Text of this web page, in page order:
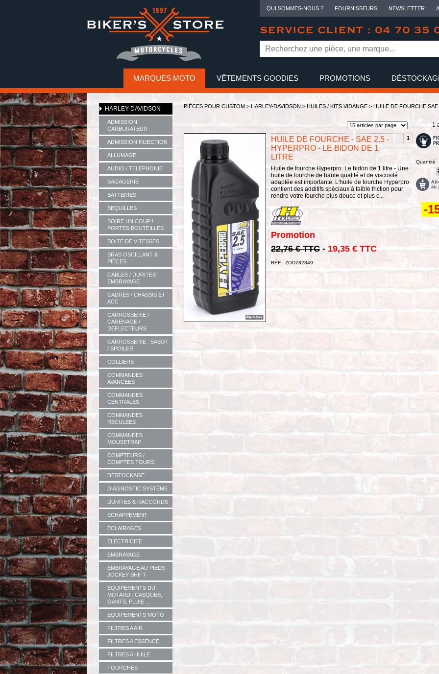
QUI SOMMES-NOUS ? FOURNISSEURS NEWSLETTER
SERVICE CLIENT : 04 70 35
MARQUES MOTO VÊTEMENTS GOODIES PROMOTIONS
NOUS CONTACTER
HARLEY-DAVIDSON
ADMISSION
CARBURATEUR
ADMISSION INJECTION
ALLUMAGE
AUDIO / TELEPHONIE
BAGAGERIE
BATTERIES
BEQUILLES
BOIRE UN COUP !
PORTES BOUTEILLES
BOITE DE VITESSES
BRAS OSCILLANT &
PIÈCES
CABLES / DURITES
EMBRAYAGE
CADRES / CHASSIS ET
ACC
CARROSSERIE /
CARENAGE /
DEFLECTEURS
CARROSSERIE : SABOT
/ SPOILER
COLLIERS
COMMANDES
AVANCEES
COMMANDES
CENTRALES
COMMANDES
RECULEES
COMMANDES
MOUSETRAP
COMPTEURS /
COMPTES TOURS
DESTOCKAGE
DIAGNOSTIC SYSTÈME
DURITES & RACCORDS
ECHAPPEMENT
ECLAIRAGES
ELECTRICITE
EMBRAYAGE
EMBRAYAGE AU PIEDS -
JOCKEY SHIFT
EQUIPEMENTS DU
MOTARD : CASQUES,
GANTS, PLUIE ...
EQUIPEMENTS MOTO
FILTRES A AIR
FILTRES A ESSENCE
FILTRES A HUILE
FOURCHES
PIÈCES POUR CUSTOM > HARLEY-DAVIDSON > HUILES / KITS VIDANGE > HUILE DE FOURCHE SAE
1
1
HUILE DE FOURCHE - SAE 2.5 -
HYPERPRO - LE BIDON DE 1
LITRE
Huile de fourche Hyperpro. Le bidon de 1 litre - Une
huile de fourche de haute qualité et de viscosité
adaptée est importante. L'huile de fourche Hyperpro
contient des additifs spéciaux à faible friction pour
rendre votre fourche plus douce et plus c...
Promotion
22,76 € TTC - 19,35 € TTC
RÉF : ZOD782849
Quantité
-